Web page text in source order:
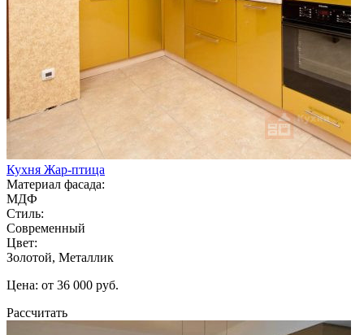
Кухня Жар-птица
Материал фасада:
МДФ
Стиль:
Современный
Цвет:
Золотой, Металлик
Цена: от 36 000 руб.
Рассчитать